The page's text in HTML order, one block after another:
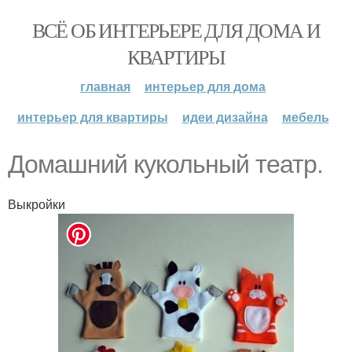
ВСЁ ОБ ИНТЕРЬЕРЕ ДЛЯ ДОМА И
КВАРТИРЫ
главная
интерьер для дома
интерьер для квартиры
идеи дизайна мебель
Домашний кукольный театр.
Выкройки